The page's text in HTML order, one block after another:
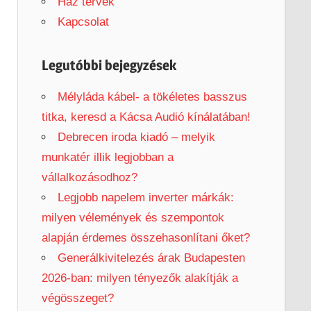
f
o
:
Kapcsolat
Legutóbbi bejegyzések
Mélyláda kábel- a tökéletes basszus
titka, keresd a Kácsa Audió kínálatában!
Debrecen iroda kiadó – melyik
munkatér illik legjobban a
vállalkozásodhoz?
Legjobb napelem inverter márkák:
milyen vélemények és szempontok
alapján érdemes összehasonlítani őket?
Generálkivitelezés árak Budapesten
2026-ban: milyen tényezők alakítják a
végösszeget?